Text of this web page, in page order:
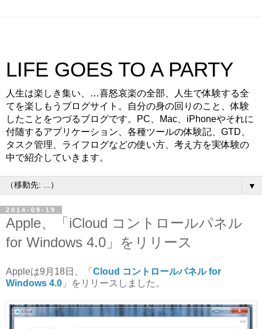
LIFE GOES TO A PARTY
人生は楽しき集い、…喜怒哀楽の全部、人生で体験する全
てを楽しもうブログサイト。自分の身の回りのこと、体験
したことをつづるブログです。PC、Mac、iPhoneやそれに
付随するアプリケーション、各種ツールの体験記、GTD、
タスク管理、ライフログなどの使い方、考え方を実体験の
中で紹介していきます。
▼
2014-09-19
Apple、「iCloud コントロールパネル
for Windows 4.0」をリリース
Appleは9月18日、「 Cloud コントロールパネル for
Windows 4.0 」をリリースしました。